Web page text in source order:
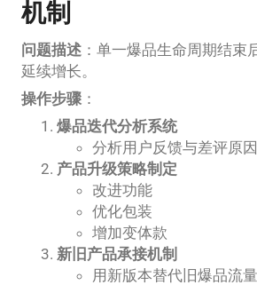
机制
问题描述 ：单一爆品生命周期结束
延续增长。
操作步骤 ：
爆品迭代分析系统
分析用户反馈与差评原因
产品升级策略制定
改进功能
优化包装
增加变体款
新旧产品承接机制
用新版本替代旧爆品流量